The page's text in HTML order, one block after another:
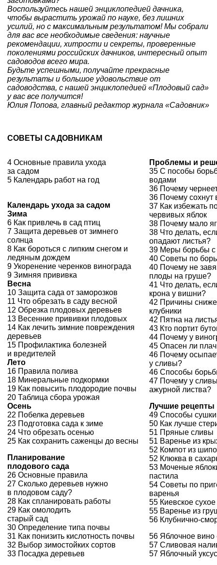
Воспользуйтесь нашей энциклопедией дачника,
чтобы вырастить урожай по науке, без лишних
усилий, но с максимальным результатом! Мы собрали
для вас все необходимые сведения: научные
рекомендации, хитрости и секреты, проверенные
поколениями российских дачников, интересный опыт
садоводов всего мира.
Будьте успешными, получайте прекрасные
результаты и большое удовольствие от
садоводства, с нашей энциклопедией «Плодовый сад»
у вас все получится!
Юлия Попова, главный редактор журнала «Садовник»
СОВЕТЫ САДОВНИКАМ
4 Основные правила ухода
за садом
5 Календарь работ на год
Календарь ухода за садом
Зима
6 Как привлечь в сад птиц
7 Защита деревьев от зимнего
солнца
8 Как бороться с липким снегом и
ледяным дождем
9 Укоренение черенков винограда
9 Зимняя прививка
Весна
10 Защита сада от заморозков
11 Что обрезать в саду весной
12 Обрезка плодовых деревьев
13 Весенние прививки плодовых
14 Как лечить зимние повреждения
деревьев
15 Профилактика болезней
и вредителей
Лето
16 Правила полива
18 Минеральные подкормки
19 Как повысить плодородие почвы
20 Таблица сбора урожая
Осень
22 Побелка деревьев
23 Подготовка сада к зиме
24 Что обрезать осенью
25 Как сохранить саженцы до весны
Планирование
плодового сада
26 Основные правила
27 Сколько деревьев нужно
в плодовом саду?
28 Как спланировать работы
29 Как омолодить
старый сад
30 Определение типа почвы
31 Как понизить кислотность почвы
32 Выбор зимостойких сортов
33 Посадка деревьев
Проблемы и
35 С пособы
водами
36 Почему
36 Почему сохнут
37 Как избежать
червивых яблок
38 Почему мало
38 Что делать,
опадают листья?
39 Меры борьбы с
40 Советы по
40 Почему не
плоды на груше?
41 Что делать,
крона у вишни?
42 Причины
клубники
42 Пятна на
43 Кто портит
44 Почему у
45 Опасен ли
46 Почему
у сливы?
46 Способы
47 Почему у
ажурной листва?
Лучшие рецепты
49 Способы сушки
50 Как лучше
51 Пряные сливы
51 Варенье из
52 Компот из
52 Клюква в
53 Моченые
пастила
54 Советы по
варенья
55 Киевское
55 Варенье из
56 Клубнично-
56 Яблочное вино
57 Сливовая
57 Яблочный уксус